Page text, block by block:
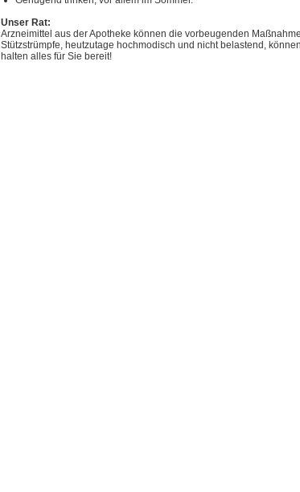
Unser Rat:
Arzneimittel aus der Apotheke können die vorbeugenden
Stützstrümpfe, heutzutage hochmodisch und nicht belastend,
halten alles für Sie bereit!